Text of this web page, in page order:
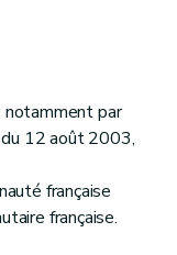
par
12 août 2003,
française
française.